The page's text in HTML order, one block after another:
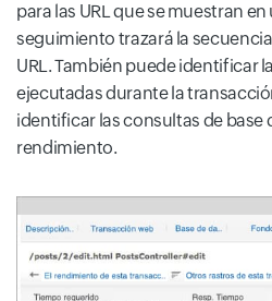
para las URL que se muestran
seguimiento trazará la
URL. También puede identificar
ejecutadas durante la
identificar las consultas de base
rendimiento.